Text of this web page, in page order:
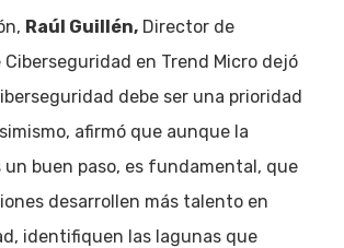
Raúl Guillén,Director de
en Trend Micro dejó
debe ser una prioridad
afirmó que aunque la
un buen paso, es fundamental, que
desarrollen más talento en
identifiquen las lagunas que